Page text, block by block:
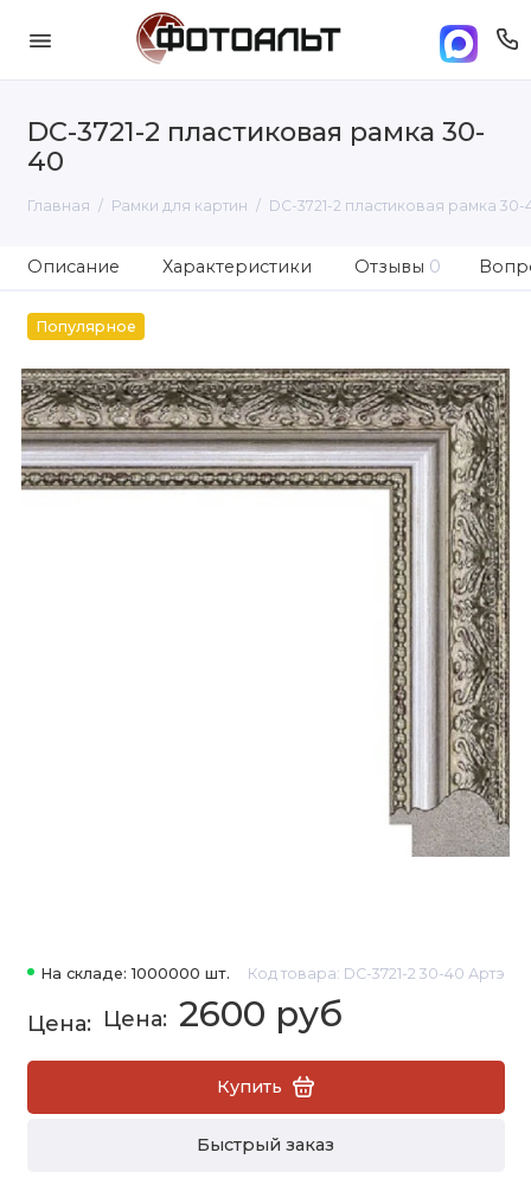
DC-3721-2 пластиковая рамка 30-
40
Главная Рамки для картин DC-3721-2 пластиковая рамка 30-
Описание Характеристики Отзывы 0
Популярное
На складе: 1000000 шт. Код товара: DC-3721-2 30-40 Артэ
2600 руб
Купить
Быстрый заказ